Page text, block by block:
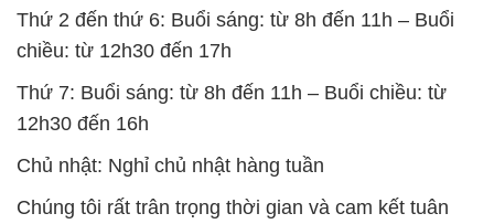
Chủ nhật: Nghỉ chủ nhật hàng tuần
thủ giờ làm việc để đảm bảo sự hỗ trợ tốt nhất cho
khách hàng và đảm bảo hiệu suất công việc cao
nhất của nhân viên.
BẢN ĐỒ MAP TẠI CÔNG TY HÓA CHẤT ĐẮC